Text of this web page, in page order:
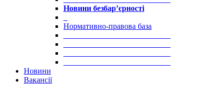
Новини безбар’єрності
Нормативно-правова база
Новини
Вакансії